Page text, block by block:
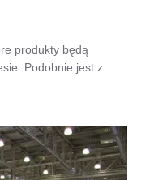
produkty będą
Podobnie jest z